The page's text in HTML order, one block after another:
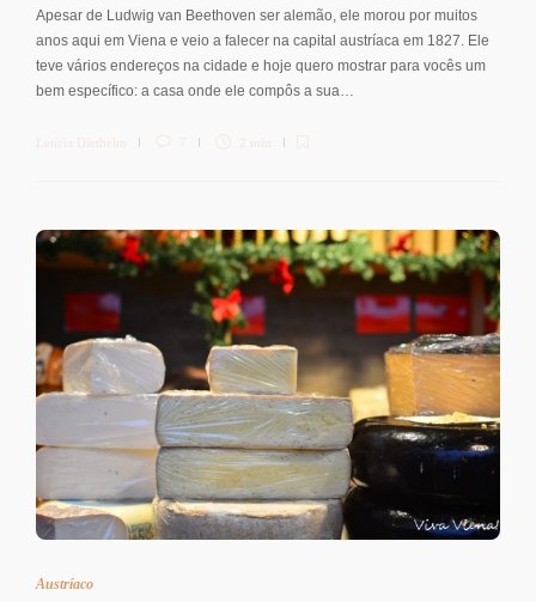
Apesar de Ludwig van Beethoven ser alemão, ele morou por muitos
anos aqui em Viena e veio a falecer na capital austríaca em 1827. Ele
teve vários endereços na cidade e hoje quero mostrar para vocês um
bem específico: a casa onde ele compôs a sua…
Letícia Diethelm 7 2 min
Austríaco